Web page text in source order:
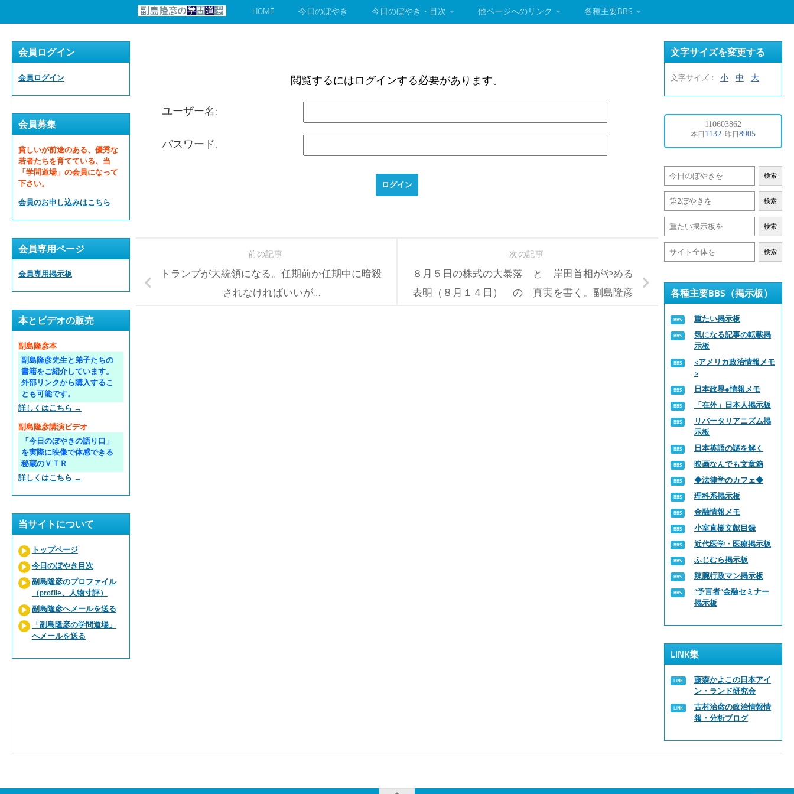
HOME 今日のぼやき 今日のぼやき・目次 他ページへのリンク 各種主要BBS
閲覧するにはログインする必要があります。
ユーザー名:
パスワード:
次の記事
８月５日の株式の大暴落 と 岸田首相がやめる
表明（８月１４日） の 真実を書く。副島隆彦
前の記事
トランプが大統領になる。任期前か任期中に暗殺
されなければいいが…
会員ログイン
会員ログイン
会員募集
貧しいが前途のある、優秀な
若者たちを育てている、当
「学問道場」の会員になって
下さい。
会員のお申し込みはこちら
会員専用ページ
会員専用掲示板
本とビデオの販売
副島隆彦本
副島隆彦先生と弟子たちの
書籍をご紹介しています。
外部リンクから購入するこ
とも可能です。
詳しくはこちら →
副島隆彦講演ビデオ
「今日のぼやきの語り口」
を実際に映像で体感できる
秘蔵のＶＴＲ
詳しくはこちら →
当サイトについて
トップページ
今日のぼやき目次
副島隆彦のプロファイル
（profile、人物寸評）
副島隆彦へメールを送る
「副島隆彦の学問道場」
へメールを送る
文字サイズを変更する
文字サイズ： 小 中 大
検索
検索
検索
検索
各種主要BBS（掲示板）
重たい掲示板
気になる記事の転載掲
示板
<アメリカ政治情報メモ
>
日本政界●情報メモ
「在外」日本人掲示板
リバータリアニズム掲
示板
日本英語の謎を解く
映画なんでも文章箱
◆法律学のカフェ◆
理科系掲示板
金融情報メモ
小室直樹文献目録
近代医学・医療掲示板
ふじむら掲示板
辣腕行政マン掲示板
“予言者”金融セミナー
掲示板
LINK集
藤森かよこの日本アイ
ン・ランド研究会
古村治彦の政治情報情
報・分析ブログ